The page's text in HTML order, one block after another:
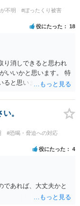
不明
#ぼったくり被害
役にたった 18
り消しできると思われ
いいかと思います。 特
ると思います。 問い合
。
#恐喝・脅迫への対応
役にたった 4
であれば、大丈夫かと